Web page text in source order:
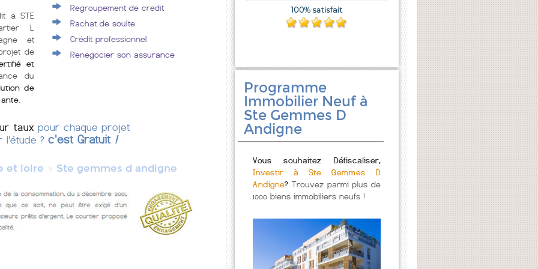
à STE
L
et
de
et
du
de
Regroupement de credit
Rachat de soulte
Crédit professionnel
Renégocier son assurance
taux pour chaque projet
l'étude ?c'est Gratuit !
et loire Ste gemmes d andigne
Programme
Immobilier Neuf à
Ste Gemmes D
Andigne
Vous souhaitez Défiscaliser,
Investir à Ste Gemmes D
Andigne?Trouvez parmi plus de
1000 biens immobiliers neufs !